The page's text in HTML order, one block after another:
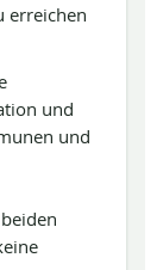
erreichen
und
und